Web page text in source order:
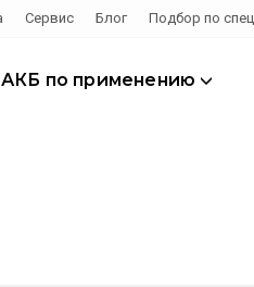
Сервис Блог Подбор по
АКБ по применению